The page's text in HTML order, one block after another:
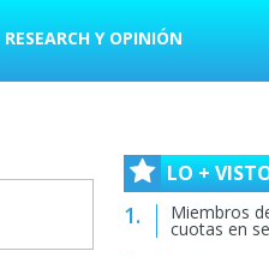
RESEARCH Y OPINIÓN
LO +
Miembros
cuotas en